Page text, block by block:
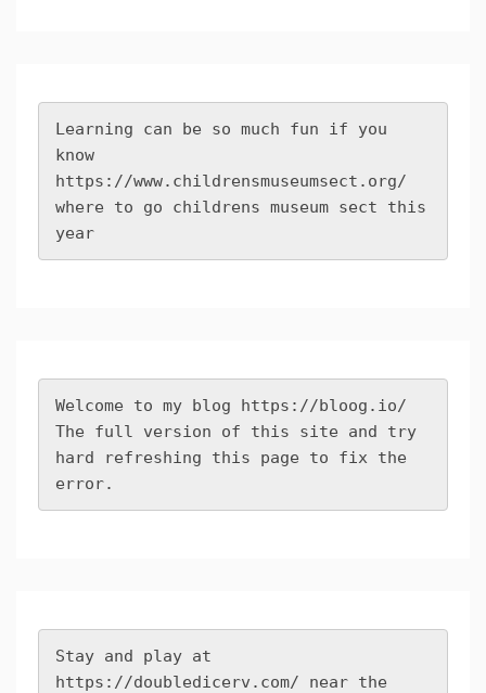
Learning can be so much fun if you
https://www.childrensmuseumsect.org/
where to go childrens museum sect this
year
Welcome to my blog https://bloog.io/
The full version of this site and try
hard refreshing this page to fix the
error.
https://doubledicerv.com/ near the